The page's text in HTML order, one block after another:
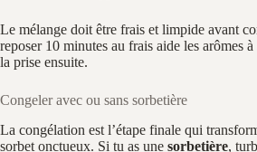
Le mélange doit être frais et limpide avant
reposer 10 minutes au frais aide les arômes
la prise ensuite.
Congeler avec ou sans sorbetière
La congélation est l’étape finale qui
sorbet onctueux. Si tu as une sorbetière,